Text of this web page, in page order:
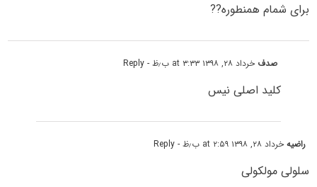
برای شمام همنطوره??
صدف خرداد ۲۸, ۱۳۹۸ at ۳:۳۳ ب٫ظ - Reply
کلید اصلی نیس
راضیهخرداد ۲۸, ۱۳۹۸ at ۲:۵۹ ب٫ظ - Reply
سلولی مولکولی